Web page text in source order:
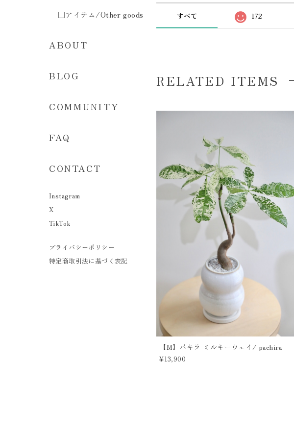
□アイテム/Other goods
ABOUT
BLOG
COMMUNITY
FAQ
CONTACT
Instagram
X
TikTok
プライバシーポリシー
特定商取引法に基づく表記
すべて 172
RELATED ITEMS
【M】パキラ ミルキーウェイ/ pachira
¥13,900